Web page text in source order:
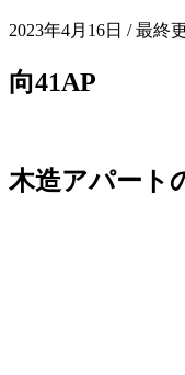
2023年4月16日 / 最終
向41AP
木造アパート